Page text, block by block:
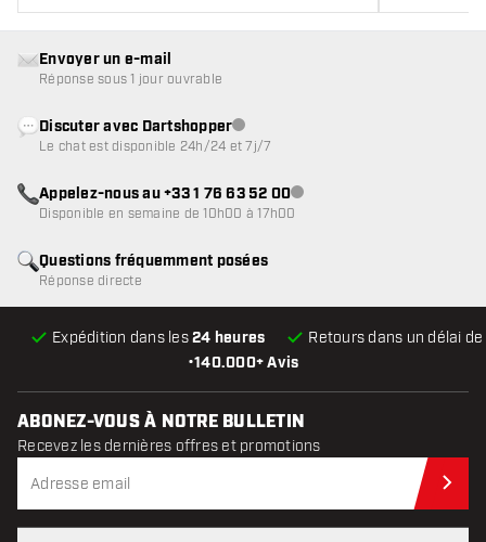
•140.000+ Avis
Expédition dans les24 heures Retours dans un délai de
Questions fréquemment posées
Réponse directe
Envoyer un e-mail
Réponse sous 1 jour ouvrable
Discuter avec DartshopperService client indisponible
Le chat est disponible 24h/24 et 7j/7
Appelez-nous au +33 1 76 63 52 00Service client indisponible
Disponible en semaine de 10h00 à 17h00
ABONEZ-VOUS À NOTRE BULLETIN
Recevez les dernières offres et promotions